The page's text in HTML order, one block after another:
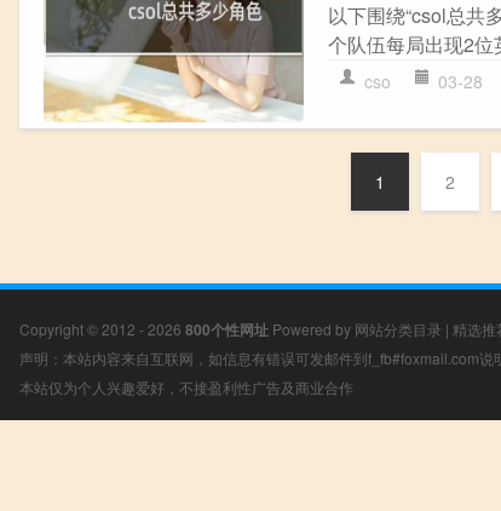
以下围绕“csol总共
个队伍每局出现2位
cso 03-28
1 2
Copyright © 2012 - 2026 800个性网址 Powered by 网站分类目录 | 精选推
声明：本站内容来自互联网，如信息有错误可发邮件到f_fb#foxmail.com说
本站仅为个人兴趣爱好，不接盈利性广告及商业合作